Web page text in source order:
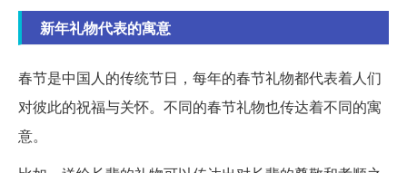
新年礼物代表的寓意
春节是中国人的传统节日，每年的春节礼物都代表着人们
对彼此的祝福与关怀。不同的春节礼物也传达着不同的寓
意。